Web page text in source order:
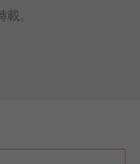
。